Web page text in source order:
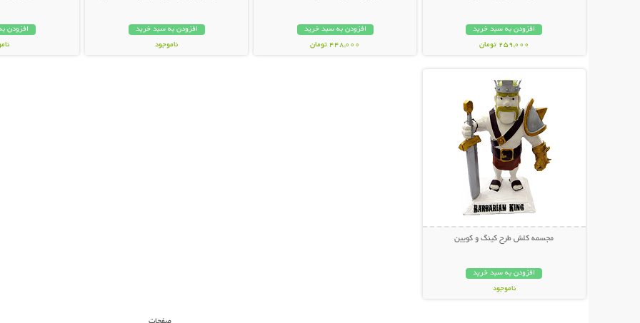
افزودن به سبد خرید
259,000 تومان
افزودن به سبد خرید
448,000 تومان
افزودن به سبد خرید
ناموجود
افزودن
مجسمه کلش طرح کینگ و کویین
افزودن به سبد خرید
ناموجود